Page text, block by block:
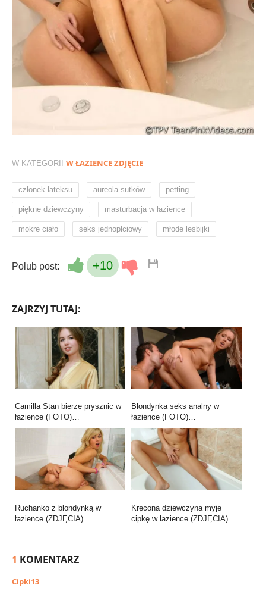
W KATEGORII W ŁAZIENCE ZDJĘCIE
członek lateksu aureola sutków petting
piękne dziewczyny masturbacja w łazience
mokre ciało seks jednopłciowy młode lesbijki
Polub post: +10
ZAJRZYJ TUTAJ:
Camilla Stan bierze prysznic w
łazience (FOTO)…
Blondynka seks analny w
łazience (FOTO)…
Ruchanko z blondynką w
łazience (ZDJĘCIA)…
Kręcona dziewczyna myje
cipkę w łazience (ZDJĘCIA)…
1 KOMENTARZ
Cipki13